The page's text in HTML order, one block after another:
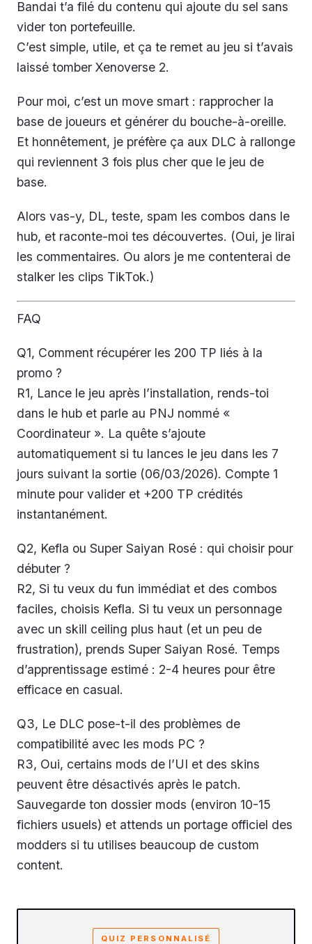
Bandai t’a filé du contenu qui ajoute du sel sans
vider ton portefeuille.
C’est simple, utile, et ça te remet au jeu si t’avais
laissé tomber Xenoverse 2.
Pour moi, c’est un move smart : rapprocher la
base de joueurs et générer du bouche-à-oreille.
Et honnêtement, je préfère ça aux DLC à rallonge
qui reviennent 3 fois plus cher que le jeu de
base.
Alors vas-y, DL, teste, spam les combos dans le
hub, et raconte-moi tes découvertes. (Oui, je lirai
les commentaires. Ou alors je me contenterai de
stalker les clips TikTok.)
FAQ
Q1, Comment récupérer les 200 TP liés à la
promo ?
R1, Lance le jeu après l’installation, rends-toi
dans le hub et parle au PNJ nommé «
Coordinateur ». La quête s’ajoute
automatiquement si tu lances le jeu dans les 7
jours suivant la sortie (06/03/2026). Compte 1
minute pour valider et +200 TP crédités
instantanément.
Q2, Kefla ou Super Saiyan Rosé : qui choisir pour
débuter ?
R2, Si tu veux du fun immédiat et des combos
faciles, choisis Kefla. Si tu veux un personnage
avec un skill ceiling plus haut (et un peu de
frustration), prends Super Saiyan Rosé. Temps
d’apprentissage estimé : 2-4 heures pour être
efficace en casual.
Q3, Le DLC pose-t-il des problèmes de
compatibilité avec les mods PC ?
R3, Oui, certains mods de l’UI et des skins
peuvent être désactivés après le patch.
Sauvegarde ton dossier mods (environ 10-15
fichiers usuels) et attends un portage officiel des
modders si tu utilises beaucoup de custom
content.
QUIZ PERSONNALISÉ